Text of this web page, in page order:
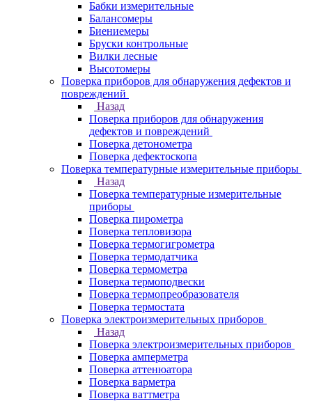
Бабки измерительные
Балансомеры
Биениемеры
Бруски контрольные
Вилки лесные
Высотомеры
Поверка приборов для обнаружения дефектов и
повреждений
Назад
Поверка приборов для обнаружения
дефектов и повреждений
Поверка детонометра
Поверка дефектоскопа
Поверка температурные измерительные приборы
Назад
Поверка температурные измерительные
приборы
Поверка пирометра
Поверка тепловизора
Поверка термогигрометра
Поверка термодатчика
Поверка термометра
Поверка термоподвески
Поверка термопреобразователя
Поверка термостата
Поверка электроизмерительных приборов
Назад
Поверка электроизмерительных приборов
Поверка амперметра
Поверка аттенюатора
Поверка варметра
Поверка ваттметра